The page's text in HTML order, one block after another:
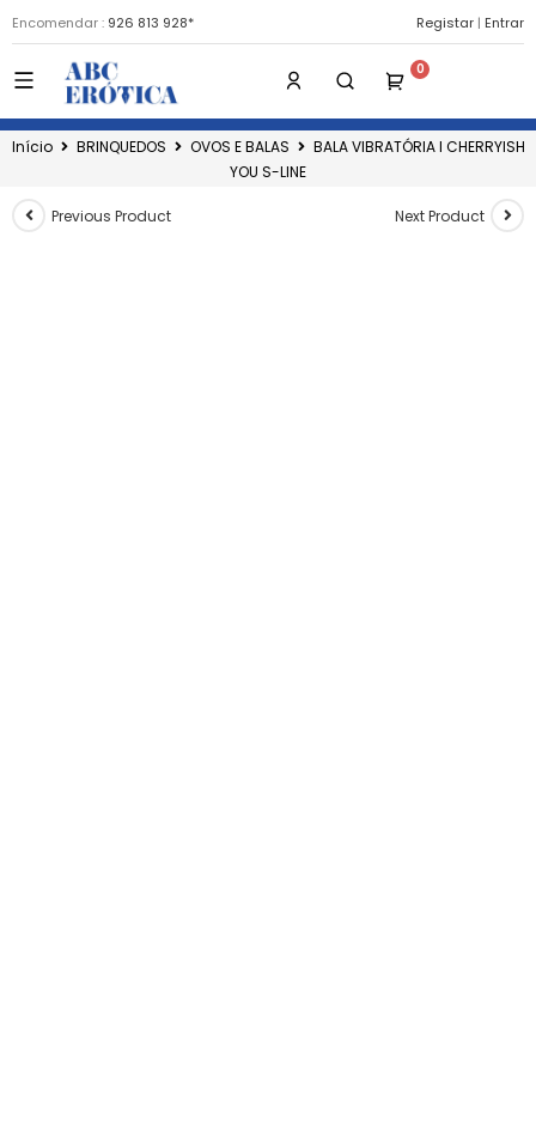
Encomendar : 926 813 928* Registar | Entrar
Início BRINQUEDOS OVOS E BALAS
BALA VIBRATÓRIA I CHERRYISH
YOU S-LINE
Previous Product Next Product